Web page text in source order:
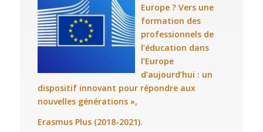
Europe ? Vers une
formation des
professionnels de
l’éducation dans
l’Europe
d’aujourd’hui : un
dispositif innovant pour répondre aux
nouvelles générations »,
Erasmus Plus (2018-2021).